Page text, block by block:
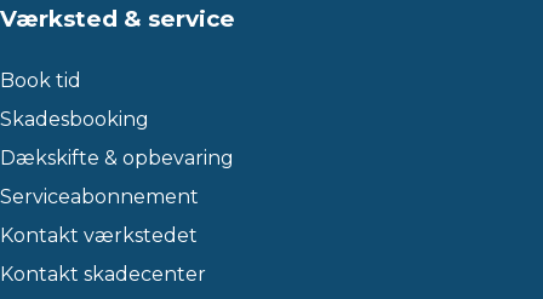
Værksted & service
Book tid
Skadesbooking
Dækskifte & opbevaring
Serviceabonnement
Kontakt værkstedet
Kontakt skadecenter